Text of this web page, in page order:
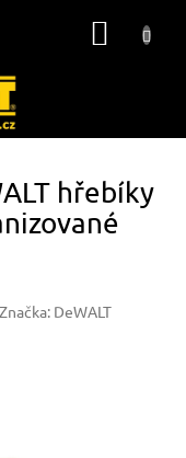
hřebíky
Značka: DeWALT